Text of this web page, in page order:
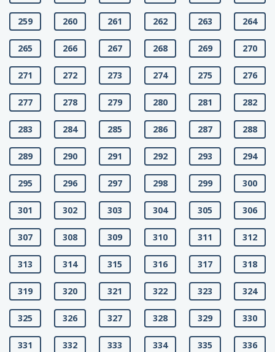
259 260 261 262 263 264
265 266 267 268 269 270
271 272 273 274 275 276
277 278 279 280 281 282
283 284 285 286 287 288
289 290 291 292 293 294
295 296 297 298 299 300
301 302 303 304 305 306
307 308 309 310 311 312
313 314 315 316 317 318
319 320 321 322 323 324
325 326 327 328 329 330
331 332 333 334 335 336